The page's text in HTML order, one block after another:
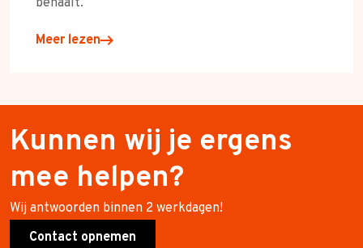
behaalt.
Meer lezen
Kunnen wij je ergens
mee helpen?
Wij antwoorden binnen 2 werkdagen!
Contact opnemen